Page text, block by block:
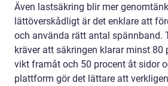
Även lastsäkring blir mer
lättöverskådligt är det enklare att
och använda rätt antal spännband.
kräver att säkringen klarar minst 80
vikt framåt och 50 procent åt sidor
plattform gör det lättare att